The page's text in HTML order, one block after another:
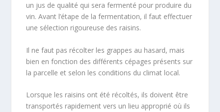
un jus de qualité qui sera fermenté pour produire du
vin. Avant l’étape de la fermentation, il faut effectuer
une sélection rigoureuse des raisins.
Il ne faut pas récolter les grappes au hasard, mais
bien en fonction des différents cépages présents sur
la parcelle et selon les conditions du climat local.
Lorsque les raisins ont été récoltés, ils doivent être
transportés rapidement vers un lieu approprié où ils